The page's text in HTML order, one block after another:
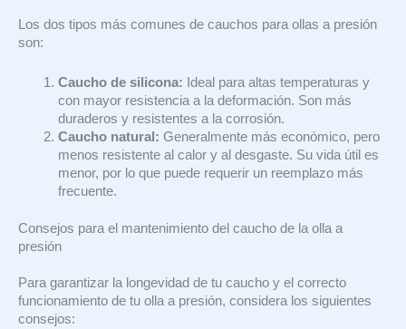
Los dos tipos más comunes de cauchos para ollas a presión
son:
Caucho de silicona: Ideal para altas temperaturas y
con mayor resistencia a la deformación. Son más
duraderos y resistentes a la corrosión.
Caucho natural: Generalmente más económico, pero
menos resistente al calor y al desgaste. Su vida útil es
menor, por lo que puede requerir un reemplazo más
frecuente.
Consejos para el mantenimiento del caucho de la olla a
presión
Para garantizar la longevidad de tu caucho y el correcto
funcionamiento de tu olla a presión, considera los siguientes
consejos: